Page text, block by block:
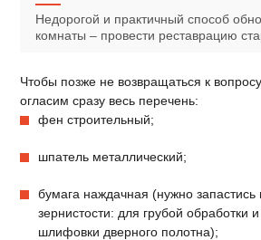
Недорогой и практичный способ
комнаты – провести реставрацию
Чтобы позже не возвращаться к
огласим сразу весь перечень:
фен строительный;
шпатель металлический;
бумага наждачная (нужно запастись
зернистости: для грубой обработки
шлифовки дверного полотна);